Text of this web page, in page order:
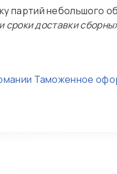
партий небольшого
сроки доставки
Таможенное